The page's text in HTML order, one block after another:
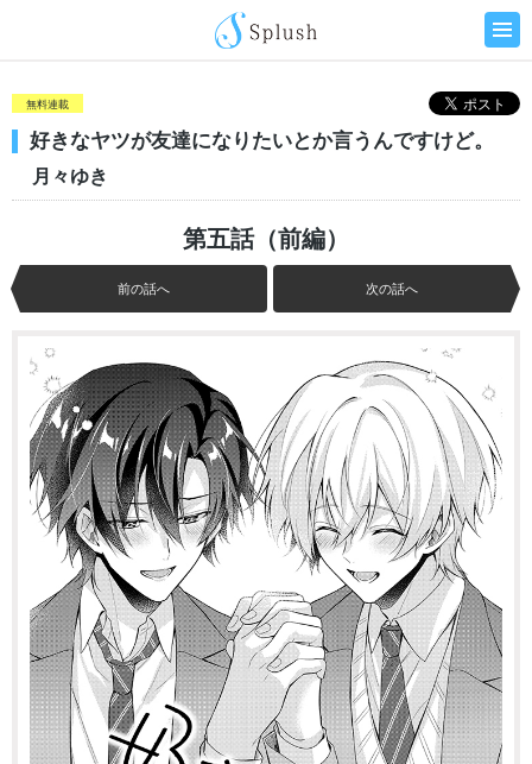
無料連載
好きなヤツが友達になりたいとか言うんですけど。
月々ゆき
第五話（前編）
前の話へ 次の話へ